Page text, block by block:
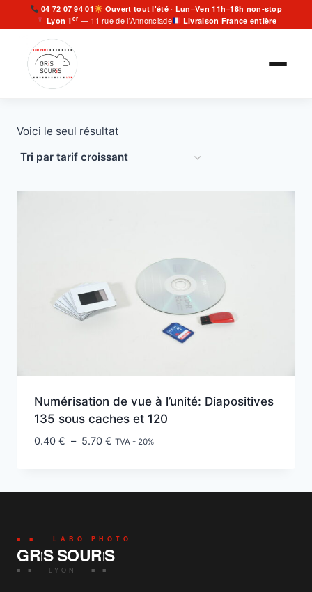
04 72 07 94 01
Ouvert tout l'été · Lun–Ven 11h–18h non-stop
Lyon 1er — 11 rue de l'Annonciade Livraison France entière
au
contenu
Voici le seul résultat
Numérisation de vue à l’unité: Diapositives
135 sous caches et 120
0.40 € – 5.70 €Plage
TVA - 20%
■ ■ LABO PHOTO
GRiS SOURiS
■ ■ LYON ■ ■